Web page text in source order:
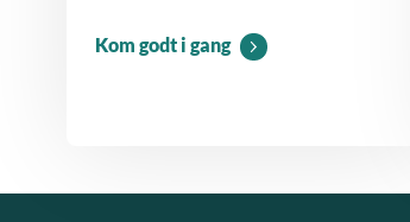
Kom godt i gang